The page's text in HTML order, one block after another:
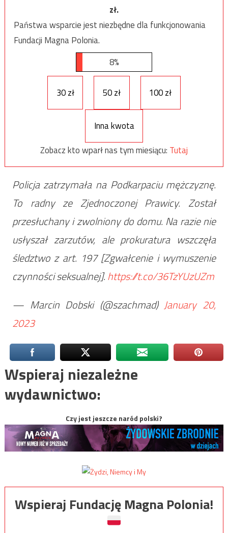
zł.
Państwa wsparcie jest niezbędne dla funkcjonowania
Fundacji Magna Polonia.
8%
30 zł 50 zł 100 zł
Inna kwota
Zobacz kto wparł nas tym miesiącu: Tutaj
Policja zatrzymała na Podkarpaciu mężczyznę.
To radny ze Zjednoczonej Prawicy. Został
przesłuchany i zwolniony do domu. Na razie nie
usłyszał zarzutów, ale prokuratura wszczęła
śledztwo z art. 197 [Zgwałcenie i wymuszenie
czynności seksualnej].https://t.co/36TzYUzUZm
— Marcin Dobski (@szachmad)January 20,
2023
Wspieraj niezależne
wydawnictwo:
Czy jest jeszcze naród polski?
Wspieraj Fundację Magna Polonia!